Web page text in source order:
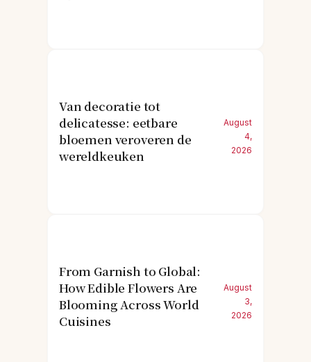
Van decoratie tot
delicatesse: eetbare
bloemen veroveren de
wereldkeuken
August
4,
2026
From Garnish to Global:
How Edible Flowers Are
Blooming Across World
Cuisines
August
3,
2026